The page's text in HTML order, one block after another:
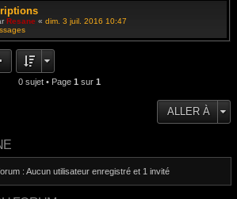
Resane « dim. 3 juil. 2016 10:47
0 sujet • Page 1 sur 1
ALLER À
: Aucun utilisateur enregistré et 1 invité